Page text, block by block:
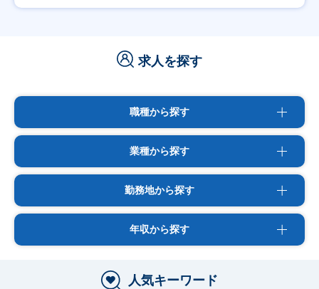
求人を探す
職種から探す
業種から探す
勤務地から探す
年収から探す
人気キーワード